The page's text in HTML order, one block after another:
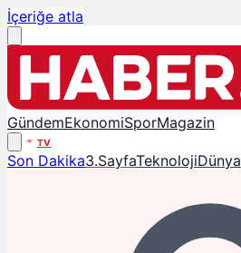
İçeriğe atla
GündemEkonomiSporMagazin
TV
Son Dakika3.SayfaTeknolojiDünya